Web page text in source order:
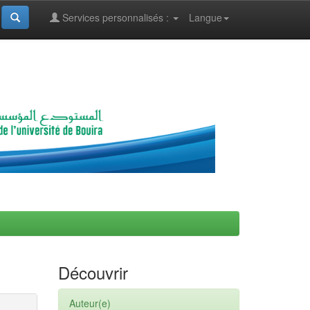
Langue
Services personnalisés :
Découvrir
Auteur(e)